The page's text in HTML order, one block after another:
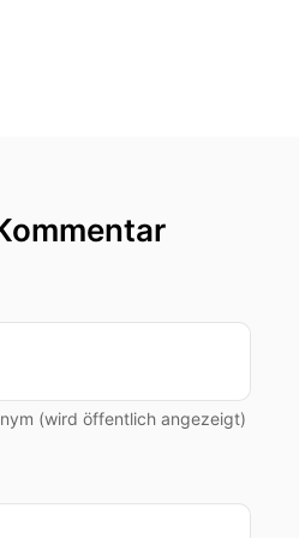
(wird öffentlich angezeigt)